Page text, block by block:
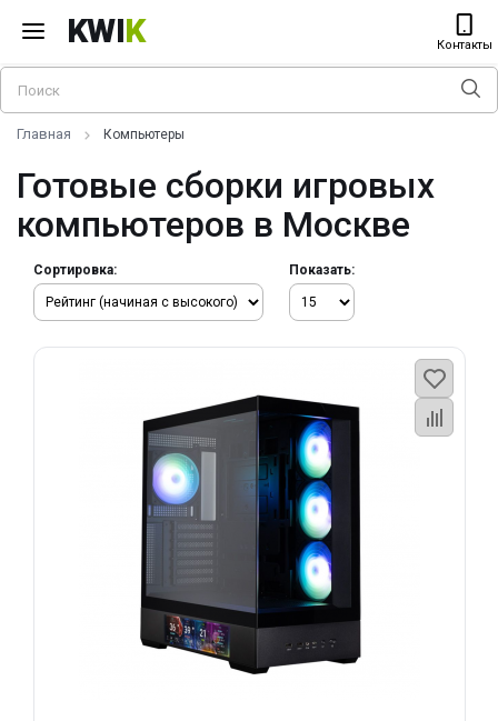
KWIK Контакты
Главная Компьютеры
Готовые сборки игровых
компьютеров в Москве
Сортировка: Показать: